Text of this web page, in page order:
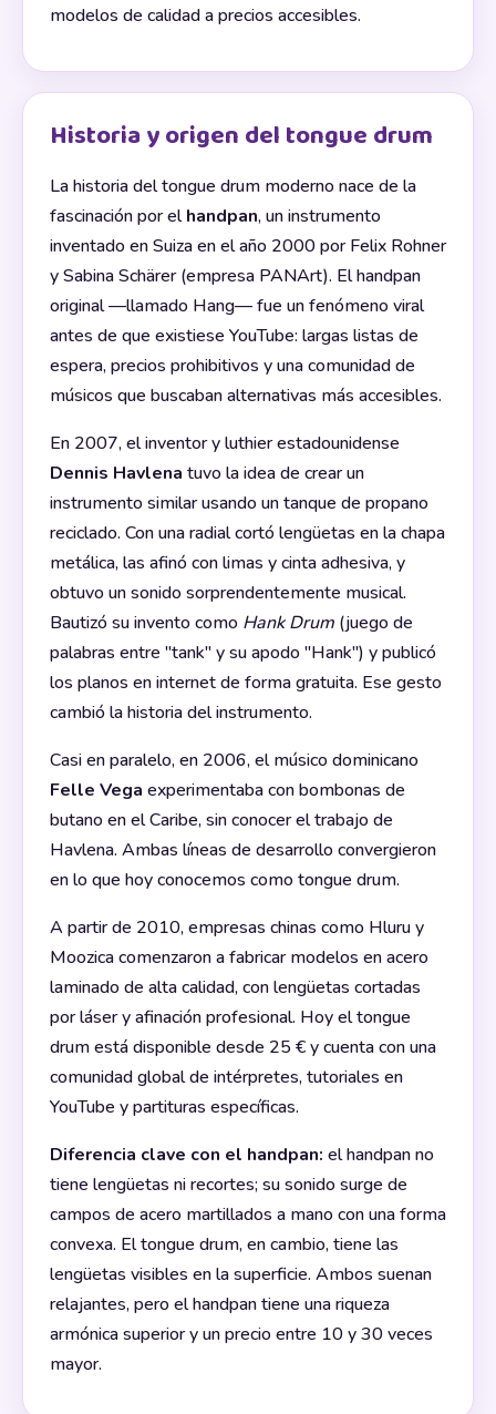
modelos de calidad a precios accesibles.
Historia y origen del tongue drum
La historia del tongue drum moderno nace de la
fascinación por elhandpan, un instrumento
inventado en Suiza en el año 2000 por Felix Rohner
y Sabina Schärer (empresa PANArt). El handpan
original —llamado Hang— fue un fenómeno viral
antes de que existiese YouTube: largas listas de
espera, precios prohibitivos y una comunidad de
músicos que buscaban alternativas más accesibles.
En 2007, el inventor y luthier estadounidense
Dennis Havlena tuvo la idea de crear un
instrumento similar usando un tanque de propano
reciclado. Con una radial cortó lengüetas en la chapa
metálica, las afinó con limas y cinta adhesiva, y
obtuvo un sonido sorprendentemente musical.
Bautizó su invento como Hank Drum (juego de
palabras entre "tank" y su apodo "Hank") y publicó
los planos en internet de forma gratuita. Ese gesto
cambió la historia del instrumento.
Casi en paralelo, en 2006, el músico dominicano
Felle Vega experimentaba con bombonas de
butano en el Caribe, sin conocer el trabajo de
Havlena. Ambas líneas de desarrollo convergieron
en lo que hoy conocemos como tongue drum.
A partir de 2010, empresas chinas como Hluru y
Moozica comenzaron a fabricar modelos en acero
laminado de alta calidad, con lengüetas cortadas
por láser y afinación profesional. Hoy el tongue
drum está disponible desde 25 € y cuenta con una
comunidad global de intérpretes, tutoriales en
YouTube y partituras específicas.
Diferencia clave con el handpan: el handpan no
tiene lengüetas ni recortes; su sonido surge de
campos de acero martillados a mano con una forma
convexa. El tongue drum, en cambio, tiene las
lengüetas visibles en la superficie. Ambos suenan
relajantes, pero el handpan tiene una riqueza
armónica superior y un precio entre 10 y 30 veces
mayor.